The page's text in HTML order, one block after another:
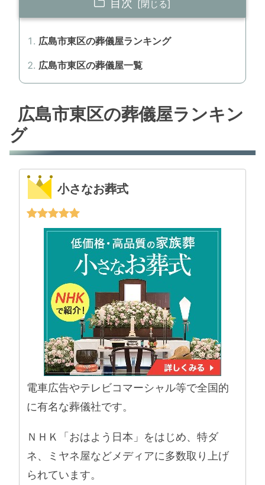
広島市東区の葬儀屋ランキング
広島市東区の葬儀屋一覧
広島市東区の葬儀屋ランキン
グ
小さなお葬式
電車広告やテレビコマーシャル等で全国的
に有名な葬儀社です。
ＮＨＫ「おはよう日本」をはじめ、特ダ
ネ、ミヤネ屋などメディアに多数取り上げ
られています。